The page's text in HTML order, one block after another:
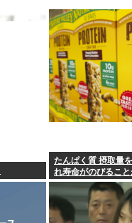
たんぱく質 摂取量
れ寿命がのびるこ
(;ω;)